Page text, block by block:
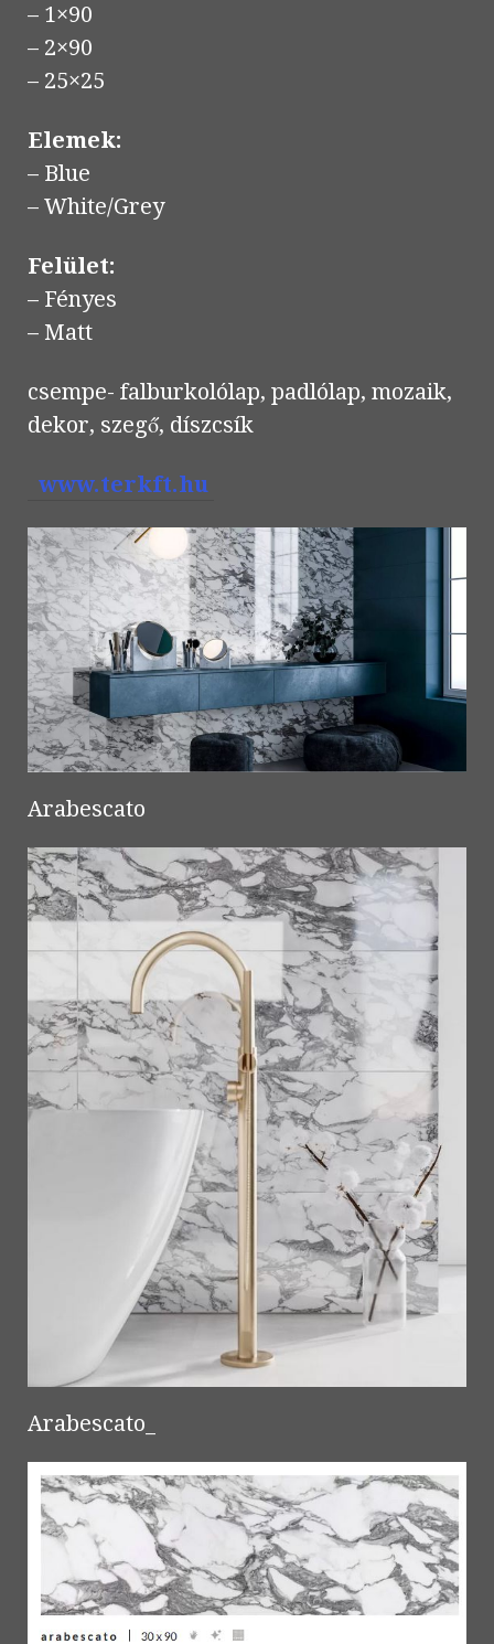
– 1×90
– 2×90
– 25×25
Elemek:
– Blue
– White/Grey
Felület:
– Fényes
– Matt
csempe- falburkolólap, padlólap, mozaik,
dekor, szegő, díszcsík
www.terkft.hu
Arabescato
Arabescato_